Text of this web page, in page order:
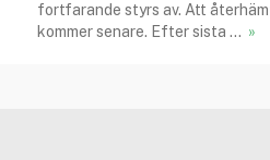
fortfarande styrs av. Att
kommer senare. Efter sista … »